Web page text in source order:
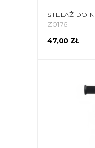
Z0176
47,00 ZŁ